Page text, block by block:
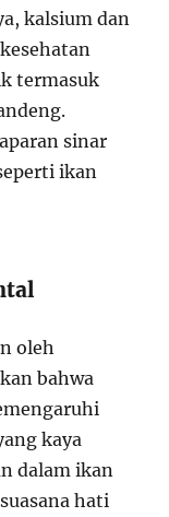
kalsium dan
termasuk
sinar
ikan
oleh
bahwa
kaya
dalam ikan
hati